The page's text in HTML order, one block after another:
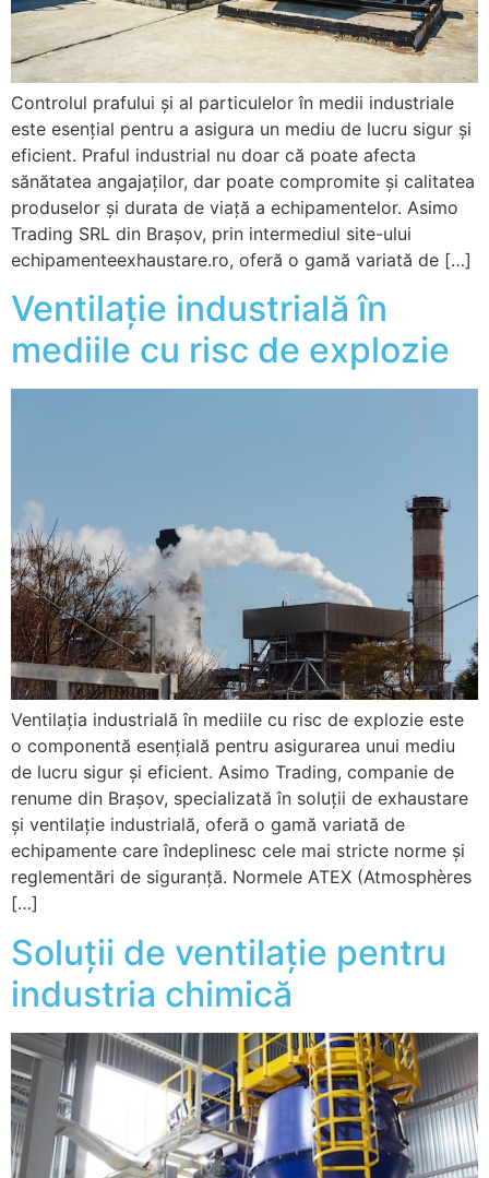
Controlul prafului și al particulelor în medii industriale
este esențial pentru a asigura un mediu de lucru sigur și
eficient. Praful industrial nu doar că poate afecta
sănătatea angajaților, dar poate compromite și calitatea
produselor și durata de viață a echipamentelor. Asimo
Trading SRL din Brașov, prin intermediul site-ului
echipamenteexhaustare.ro, oferă o gamă variată de […]
Ventilație industrială în
mediile cu risc de explozie
Ventilația industrială în mediile cu risc de explozie este
o componentă esențială pentru asigurarea unui mediu
de lucru sigur și eficient. Asimo Trading, companie de
renume din Brașov, specializată în soluții de exhaustare
și ventilație industrială, oferă o gamă variată de
echipamente care îndeplinesc cele mai stricte norme și
reglementări de siguranță. Normele ATEX (Atmosphères
[…]
Soluții de ventilație pentru
industria chimică